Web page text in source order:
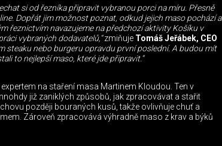
si od řezníka připravit vybranou porci na míru. Přesně
Dopřát jim možnost poznat, odkud jejich maso pochází a
řeznictvím navazujeme na předchozí aktivity Košíku v
vybraných dodavatelů,“zmiňuje Tomáš Jeřábek, CEO
steaku nebo burgeru opravdu první poslední. A budou mít
to nejlepší maso, které jde připravit.“
na staření masa Martinem Kloudou. Ten v
již zaniklých způsobů, jak zpracovávat a stařit
později bouraných kusů, takže ovlivňuje chuť a
Zároveň zpracovává výhradně maso z krav a býků